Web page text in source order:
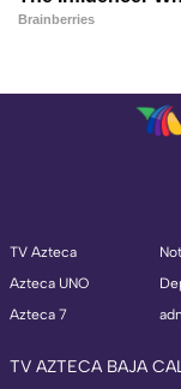
TV Azteca
Azteca UNO
Azteca 7
TV AZTECA BAJA